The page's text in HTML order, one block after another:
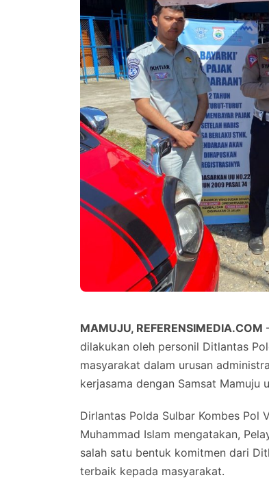
MAMUJU, REFERENSIMEDIA.COM
dilakukan oleh personil Ditlantas
masyarakat dalam urusan
kerjasama dengan Samsat Mamuju
Dirlantas Polda Sulbar Kombes Pol
Muhammad Islam mengatakan,
salah satu bentuk komitmen dari
terbaik kepada masyarakat.